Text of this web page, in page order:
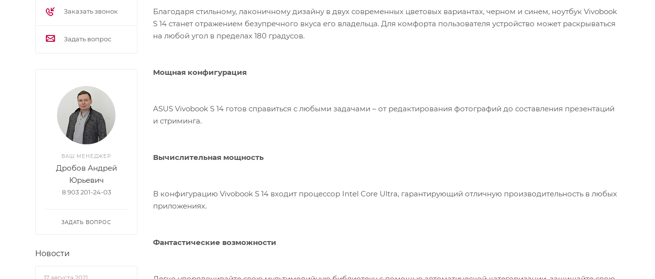
Благодаря стильному, лаконичному дизайну в двух современных цветовых вариантах, черном и синем, ноутбук Vivobook
S 14 станет отражением безупречного вкуса его владельца. Для комфорта пользователя устройство может раскрываться
на любой угол в пределах 180 градусов.
Мощная конфигурация
ASUS Vivobook S 14 готов справиться с любыми задачами – от редактирования фотографий до составления презентаций
и стриминга.
Вычислительная мощность
В конфигурацию Vivobook S 14 входит процессор Intel Core Ultra, гарантирующий отличную производительность в любых
приложениях.
Фантастические возможности
Заказать звонок
Задать вопрос
ВАШ МЕНЕДЖЕР
Дробов Андрей
Юрьевич
8 903 201-24-03
ЗАДАТЬ ВОПРОС
Новости